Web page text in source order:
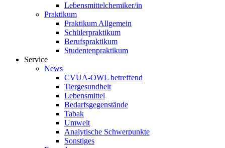
Lebensmittelchemiker/in
Praktikum
Praktikum Allgemein
Schülerpraktikum
Berufspraktikum
Studentenpraktikum
Service
News
CVUA-OWL betreffend
Tiergesundheit
Lebensmittel
Bedarfsgegenstände
Tabak
Umwelt
Analytische Schwerpunkte
Sonstiges